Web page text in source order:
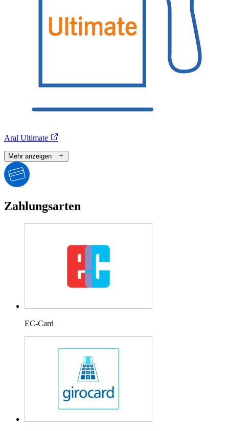
Aral Ultimate
Mehr anzeigen
Zahlungsarten
EC-Card